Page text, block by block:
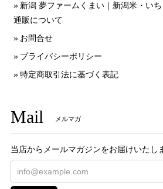
新潟 夢ファームくまい｜新潟米・い
通販について
お問合せ
プライバシーポリシー
特定商取引法に基づく表記
Mail メルマガ
当店からメールマガジンをお届けいたし